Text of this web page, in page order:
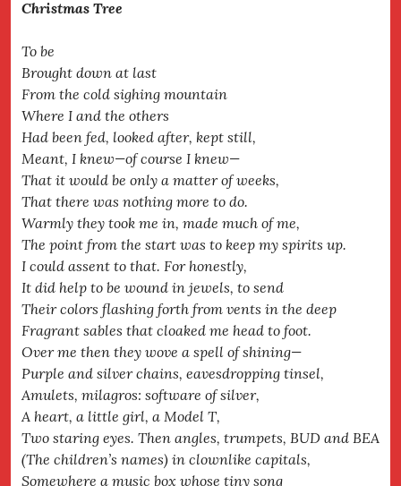
Christmas Tree
To be
Brought down at last
From the cold sighing mountain
Where I and the others
Had been fed, looked after, kept still,
Meant, I knew—of course I knew—
That it would be only a matter of weeks,
That there was nothing more to do.
Warmly they took me in, made much of me,
The point from the start was to keep my spirits up.
I could assent to that. For honestly,
It did help to be wound in jewels, to send
Their colors flashing forth from vents in the deep
Fragrant sables that cloaked me head to foot.
Over me then they wove a spell of shining—
Purple and silver chains, eavesdropping tinsel,
Amulets, milagros: software of silver,
A heart, a little girl, a Model T,
Two staring eyes. Then angles, trumpets, BUD and BEA
(The children’s names) in clownlike capitals,
Somewhere a music box whose tiny song